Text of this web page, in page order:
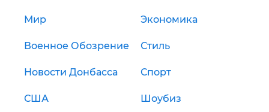
Мир Экономика
Военное Обозрение Стиль
Новости Донбасса Спорт
США Шоубиз